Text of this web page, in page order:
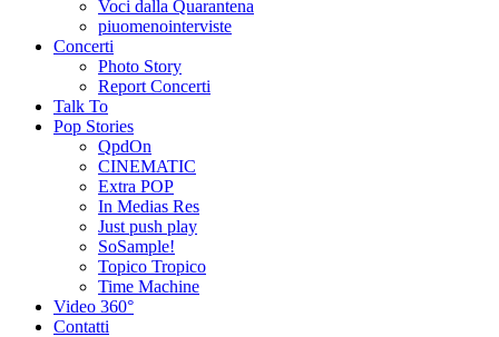
Voci dalla Quarantena
piuomenointerviste
Concerti
Photo Story
Report Concerti
Talk To
Pop Stories
QpdOn
CINEMATIC
Extra POP
In Medias Res
Just push play
SoSample!
Topico Tropico
Time Machine
Video 360°
Contatti